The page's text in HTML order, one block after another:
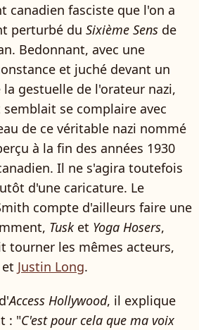
canadien fasciste que l'on a
perturbé du Sixième Sens de
Bedonnant, avec une
et juché devant un
gestuelle de l'orateur nazi,
semblait se complaire avec
de ce véritable nazi nommé
à la fin des années 1930
Il ne s'agira toutefois
d'une caricature. Le
compte d'ailleurs faire une
Tusket Yoga Hosers,
tourner les mêmes acteurs,
Justin Long.
Access Hollywood, il explique
: "C'est pour cela que ma voix